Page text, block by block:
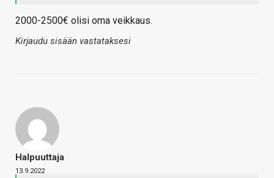
2000-2500€ olisi oma veikkaus.
Kirjaudu sisään vastataksesi
Halpuuttaja
13.9.2022